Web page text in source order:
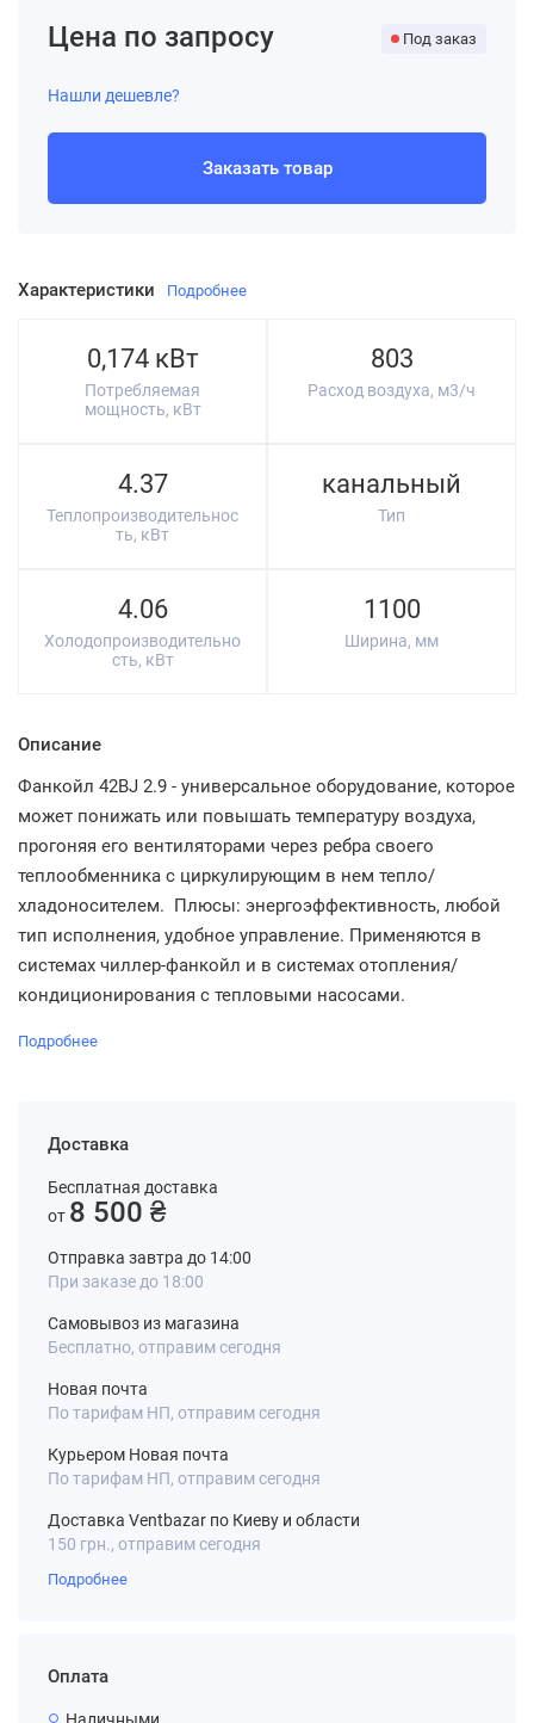
Характеристики Подробнее
0,174 кВт
Потребляемая
мощность, кВт
803
Расход воздуха, м3/ч
4.37
Теплопроизводительнос
ть, кВт
канальный
Тип
4.06
Холодопроизводительно
сть, кВт
1100
Ширина, мм
Описание
Фанкойл 42BJ 2.9 - универсальное оборудование, которое
может понижать или повышать температуру воздуха,
прогоняя его вентиляторами через ребра своего
теплообменника с циркулирующим в нем тепло/
хладоносителем. Плюсы: энергоэффективность, любой
тип исполнения, удобное управление. Применяются в
системах чиллер-фанкойл и в системах отопления/
кондиционирования с тепловыми насосами.
Подробнее
Доставка
Бесплатная доставка
от 8 500 ₴
Отправка завтра до 14:00
При заказе до 18:00
Самовывоз из магазина
Бесплатно, отправим сегодня
Новая почта
По тарифам НП, отправим сегодня
Курьером Новая почта
По тарифам НП, отправим сегодня
Доставка Ventbazar по Киеву и области
150 грн., отправим сегодня
Подробнее
Оплата
Цена по запросу Под заказ
Нашли дешевле?
Заказать товар